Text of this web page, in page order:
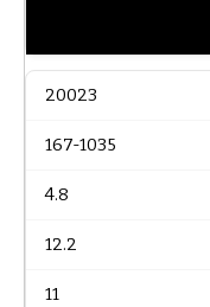
20023
167-1035
4.8
12.2
11